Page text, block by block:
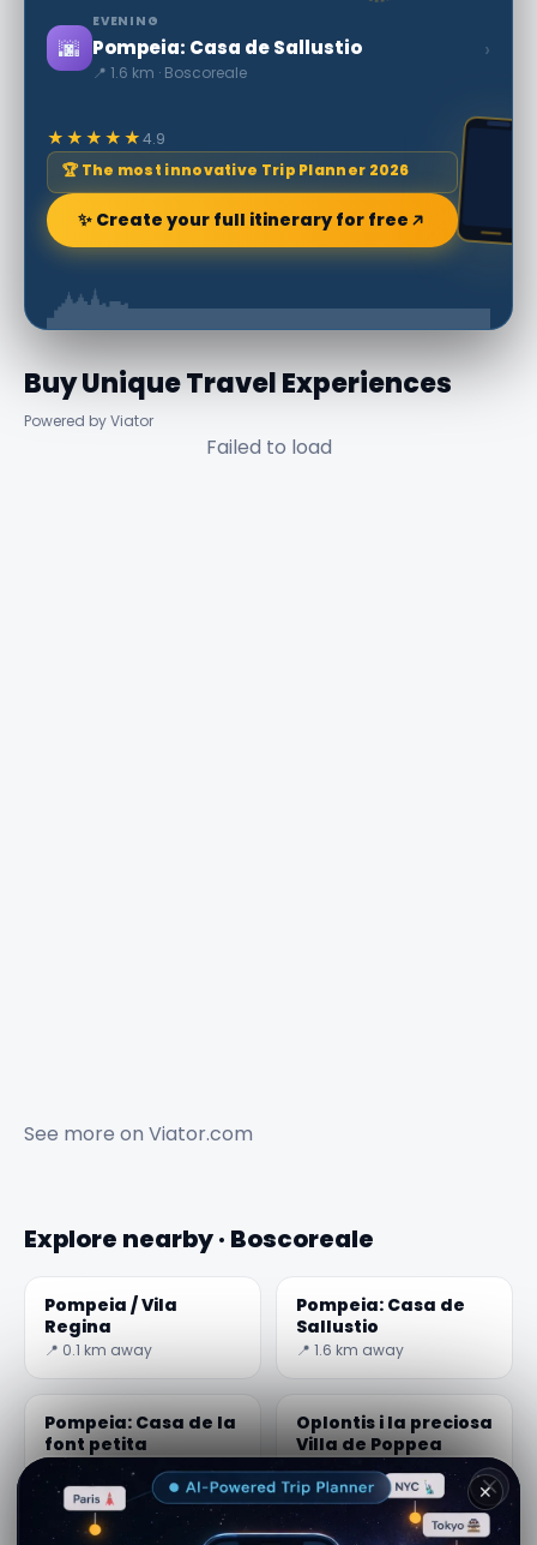
🌆
EVENING
Pompeia: Casa de Sallustio
📍 1.6 km · Boscoreale
›
★★★★★4.9
🏆 The most innovative Trip Planner 2026
✨ Create your full itinerary for free
Buy Unique Travel Experiences
Powered by Viator
Failed to load
See more on Viator.com
Explore nearby · Boscoreale
Pompeia / Vila
Regina
📍 0.1 km away
Pompeia: Casa de
Sallustio
📍 1.6 km away
Pompeia: Casa de la
font petita
📍 1.6 km away
Oplontis i la preciosa
Villa de Poppea
📍 1.6 km away
✕